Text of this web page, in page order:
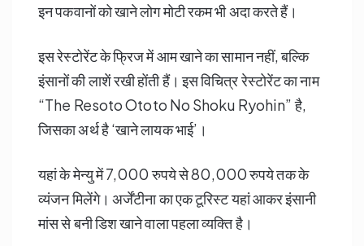
इन पकवानों को खाने लोग मोटी रकम भी अदा करते हैं।
इस रेस्टोरेंट के फ्रिज में आम खाने का सामान नहीं, बल्कि
इंसानों की लाशें रखी होंती हैं। इस विचित्र रेस्टोरेंट का नाम
“The Resoto Ototo No Shoku Ryohin” है,
जिसका अर्थ है ‘खाने लायक भाई’।
यहां के मेन्यु में 7,000 रुपये से 80,000 रुपये तक के
व्यंजन मिलेंगे। अर्जेंटीना का एक टूरिस्ट यहां आकर इंसानी
मांस से बनी डिश खाने वाला पहला व्यक्ति है।